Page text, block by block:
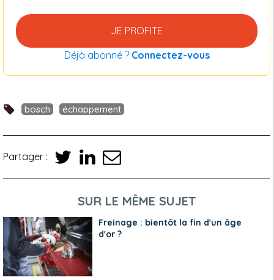
JE PROFITE
Déjà abonné ? Connectez-vous
bosch échappement
Partager :
SUR LE MÊME SUJET
Freinage : bientôt la fin d'un âge
d'or ?